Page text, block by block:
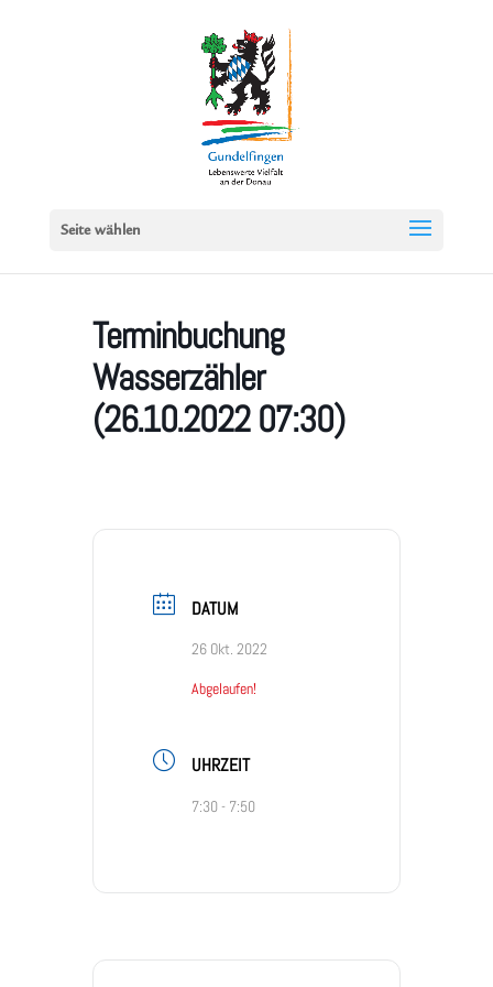
Seite wählen
Terminbuchung
Wasserzähler
(26.10.2022 07:30)
DATUM
26 Okt. 2022
Abgelaufen!
UHRZEIT
7:30 - 7:50